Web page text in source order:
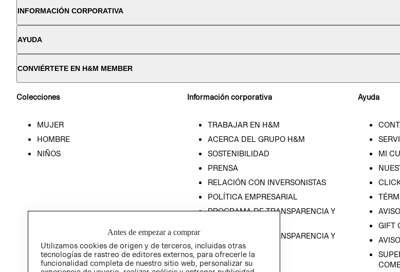
INFORMACIÓN CORPORATIVA
AYUDA
CONVIÉRTETE EN H&M MEMBER
Colecciones
MUJER
HOMBRE
NIÑOS
Información corporativa
TRABAJAR EN H&M
ACERCA DEL GRUPO H&M
SOSTENIBILIDAD
PRENSA
RELACIÓN CON INVERSONISTAS
POLÍTICA EMPRESARIAL
PROGRAMA DE TRANSPARENCIA Y
PROGRAMA DE TRANSPARENCIA Y
ÉTICA (INGLÉS)
Ayuda
MI
GIFT
Antes de empezar a comprar
Utilizamos cookies de origen y de terceros, incluidas otras
tecnologías de rastreo de editores externos, para ofrecerle la
funcionalidad completa de nuestro sitio web, personalizar su